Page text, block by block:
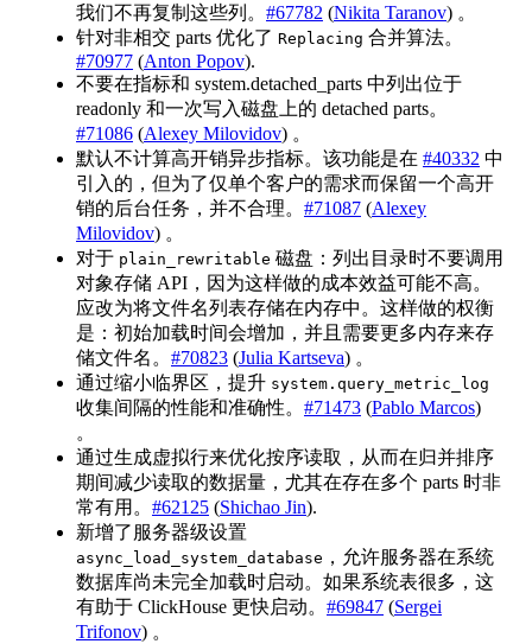
我们不再复制这些列。 #67782 (Nikita Taranov) 。
针对非相交 parts 优化了 Replacing 合并算法。
#70977 (Anton Popov).
不要在指标和 system.detached_parts 中列出位于
readonly 和一次写入磁盘上的 detached parts。
#71086 (Alexey Milovidov) 。
默认不计算高开销异步指标。该功能是在 #40332 中
引入的，但为了仅单个客户的需求而保留一个高开
销的后台任务，并不合理。 #71087 (Alexey
Milovidov) 。
对于 plain_rewritable 磁盘：列出目录时不要调用
对象存储 API，因为这样做的成本效益可能不高。
应改为将文件名列表存储在内存中。这样做的权衡
是：初始加载时间会增加，并且需要更多内存来存
储文件名。 #70823 (Julia Kartseva) 。
通过缩小临界区，提升 system.query_metric_log
收集间隔的性能和准确性。 #71473 (Pablo Marcos)
。
通过生成虚拟行来优化按序读取，从而在归并排序
期间减少读取的数据量，尤其在存在多个 parts 时非
常有用。 #62125 (Shichao Jin).
新增了服务器级设置
async_load_system_database ，允许服务器在系统
数据库尚未完全加载时启动。如果系统表很多，这
有助于 ClickHouse 更快启动。 #69847 (Sergei
Trifonov) 。